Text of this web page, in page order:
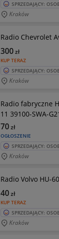
SPRZEDAJĄCY:
Kraków
Radio Chevrolet
KUP TERAZ
300zł
SPRZEDAJĄCY:
Kraków
Radio fabryczne
11 39100-SWA-
OGŁOSZENIE
70zł
SPRZEDAJĄCY:
Kraków
Radio Volvo HU-
KUP TERAZ
40zł
SPRZEDAJĄCY:
Kraków